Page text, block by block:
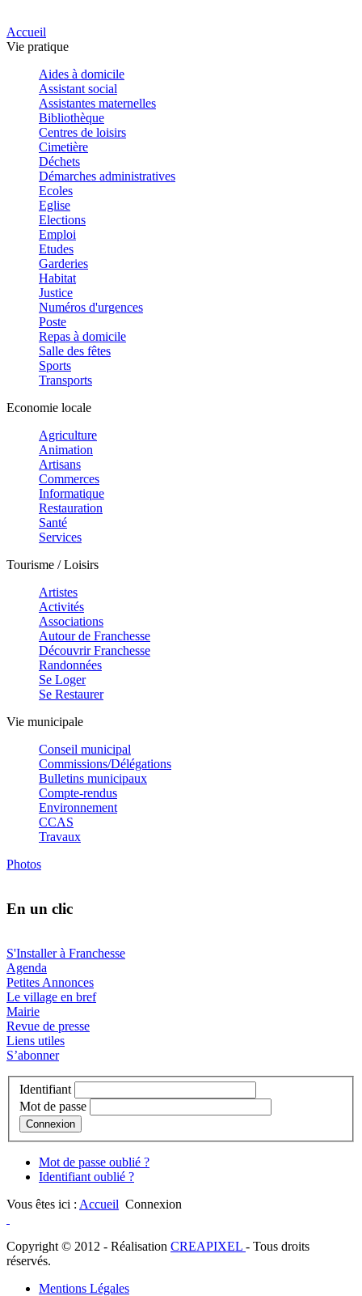
Accueil
Vie pratique
Aides à domicile
Assistant social
Assistantes maternelles
Bibliothèque
Centres de loisirs
Cimetière
Déchets
Démarches administratives
Ecoles
Eglise
Elections
Emploi
Etudes
Garderies
Habitat
Justice
Numéros d'urgences
Poste
Repas à domicile
Salle des fêtes
Sports
Transports
Economie locale
Agriculture
Animation
Artisans
Commerces
Informatique
Restauration
Santé
Services
Tourisme / Loisirs
Artistes
Activités
Associations
Autour de Franchesse
Découvrir Franchesse
Randonnées
Se Loger
Se Restaurer
Vie municipale
Conseil municipal
Commissions/Délégations
Bulletins municipaux
Compte-rendus
Environnement
CCAS
Travaux
Photos
En un clic
S'Installer à Franchesse
Agenda
Petites Annonces
Le village en bref
Mairie
Revue de presse
Liens utiles
S’abonner
Identifiant
Mot de passe
Connexion
Mot de passe oublié ?
Identifiant oublié ?
Vous êtes ici : Accueil Connexion
Copyright © 2012 - Réalisation CREAPIXEL - Tous droits
réservés.
Mentions Légales